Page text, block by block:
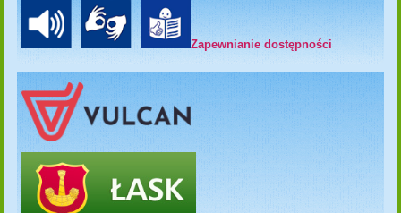
Zapewnianie dostępności